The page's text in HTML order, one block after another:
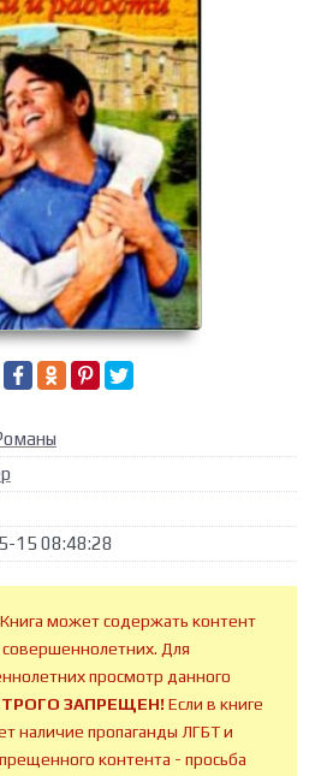
15 08:48:28
может содержать контент
совершеннолетних. Для
просмотр данного
ЗАПРЕЩЕН!Если в книге
наличие пропаганды ЛГБТ и
контента - просьба